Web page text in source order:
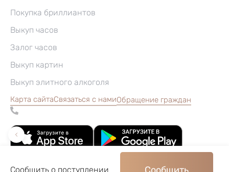
Сообщить о поступлении Сообщить
Покупка бриллиантов
Выкуп часов
Залог часов
Выкуп картин
Выкуп элитного алкоголя
Карта сайтаСвязаться с намиОбращение граждан